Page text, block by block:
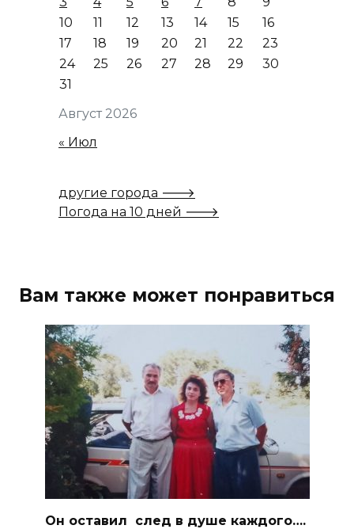
Август 2026
10
11 12 13 14 15
16
17
18 19 20 21 22
23
24
25 26 27 28 29
30
31
« Июл
другие города 🡒
Погода на 10 дней 🡒
Вам также может понравиться
Он оставил след в душе каждого….